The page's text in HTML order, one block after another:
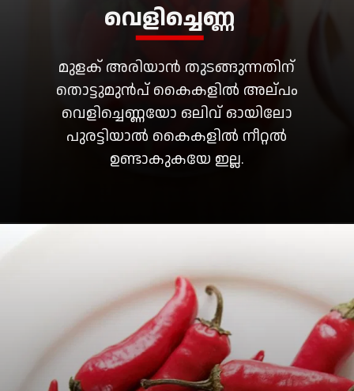
മുളക് അരിയാൻ തുടങ്ങുന്നതിന്
തൊട്ടുമുൻപ് കൈകളിൽ അല്പം
വെളിച്ചെണ്ണയോ ഒലിവ് ഓയിലോ
പുരട്ടിയാൽ കൈകളിൽ നീറ്റൽ
വെളിച്ചെണ്ണ